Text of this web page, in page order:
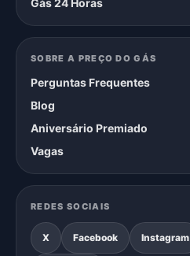
Gás 24 Horas
SOBRE A PREÇO DO GÁS
Perguntas Frequentes
Blog
Aniversário Premiado
Vagas
REDES SOCIAIS
X Facebook Instagram